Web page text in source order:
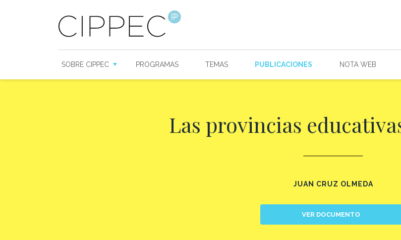
SOBRE CIPPEC PROGRAMAS TEMAS PUBLICACIONES NOTA WEB
Las provincias
JUAN CRUZ OLMEDA
VER DOCUMENTO